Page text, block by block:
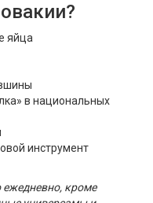
яйца
в национальных
инструмент
кроме